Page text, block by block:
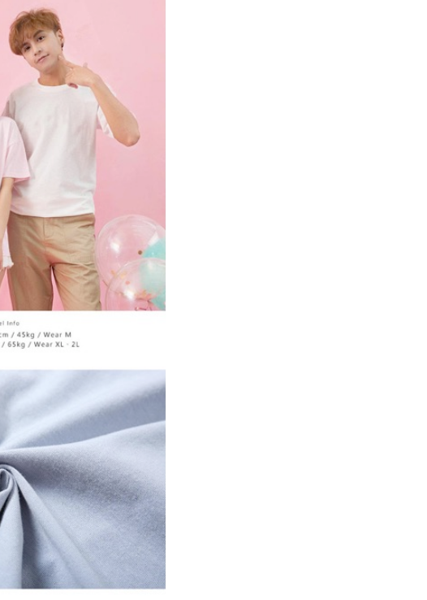
4.訂單成立30分鐘內，如未前往確認交易或遇審核未通過，訂單將自動取
消。如遇「轉專審核」未通過狀況，表示未達大哥付你分期系統評分，恕
無法說明評估內容。
【繳款方式說明】
1.分期款項不併入電信帳單，「大哥付你分期」於每月結算日後寄送繳費提
醒簡訊。
2.透過簡訊連結打開帳單後，可選擇「超商條碼／台灣大直營門市／銀行轉
帳／街口支付／iPASS MONEY」等通路繳費。
【注意事項】
1.本服務係由「台灣大哥大股份有限公司」（以下簡稱本公司）所提供，讓
用戶於交易時，得透過本服務購買商品或服務，並由商店將買賣／分期付
款買賣價金債權讓與本公司後，依約使用本公司帳單繳交帳款。
2.基於同意付款使用「大哥付你分期」之契約關係目的，商店將以您的個人
資料（包含姓名、電話或地址）提供予台灣大哥大進項蒐集、處理及利
用，由本公司與您本人進行分期帳單所需資料之確認、核對及更正。
3.完整用戶服務條款，請詳閱以下連結：
便利好安心！
１．簡單：不需註冊會員、不需綁卡、不需儲值。
２．便利：只要手機號碼，簡訊認證，即可結帳。
３．安心：先確認商品／服務後，再付款。
【「AFTEE先享後付」結帳流程】
１．於結帳方式選擇「AFTEE先享後付」後，將跳轉至「AFTEE先享後
付」結帳頁面，進行簡訊認證並確認金額後，即可完成結帳。
２．訂單成立數日內，您將收到繳費通知簡訊。
３．收到繳費通知簡訊後14天內，點擊此簡訊中的連結，可透過四大超商
／ATM／網路銀行／等多元方式進行付款，方視為交易完成。
※ 請注意：結帳手續完成當下不需立刻繳費，但若您需要取消訂單，請聯
絡購買商品的店家。未經商家同意取消之訂單仍視為有效，需透過AFTEE
先享後付繳納相關費用。
※ 交易是否成功請以「AFTEE先享後付 」之結帳頁面顯示為準，若有關於
是否繳費成功／繳費後需取消欲退款等相關疑問，請聯繫「AFTEE先享後
付客戶支援中心」 https://netprotections.freshdesk.com/support/home
【注意事項】
１．透過由恩沛科技股份有限公司提供之「AFTEE先享後付」服務完成之
交易，需依本服務之必要範圍內提供個人資料，並將交易相關給付款項請
求債權轉讓予恩沛科技股份有限公司。
２．關於個人資料處理事宜，請瀏覽以下網址：
https://aftee.tw/terms/#terms3
「AFTEE先享後付」，若未經同意申辦者引起之損失，本公司不負相關責
任。
４．使用「AFTEE先享後付」時，將依據個別帳號之用戶狀況，依本公司
即時審查核予不同之上限額度；若仍有額度不足之情形，本公司將視審查
結果請求用戶進行身份認證。
５．嚴禁一人註冊多個帳號或使用他人資訊註冊。若發現惡意使用之情
形，恩沛科技股份有限公司將有權停止該用戶之使用額度並採取法律行
動。
運送方式
全家付款取貨
每筆NT$65，滿NT$899(含以上)免運費
付款後全家取貨
每筆NT$60，滿NT$899(含以上)免運費
7-11付款取貨
每筆NT$65，滿NT$899(含以上)免運費
付款後7-11取貨
每筆NT$60，滿NT$899(含以上)免運費
宅配
每筆NT$65，滿NT$899(含以上)免運費